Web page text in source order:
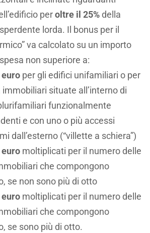
peroltre il 25% della
lorda. Il bonus per il
va calcolato su un importo
non superiore a:
per gli edifici unifamiliari o per
immobiliari situate all’interno di
funzionalmente
e con uno o più accessi
dall’esterno (“villette a schiera”)
moltiplicati per il numero delle
che compongono
se non sono più di otto
moltiplicati per il numero delle
che compongono
se sono più di otto.